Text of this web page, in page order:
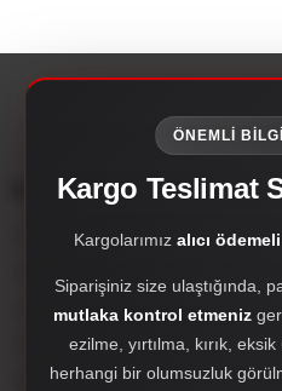
Kurumsal
Çırak Dizayn; oto aksesuar, body
crakdizayn@gmail.com
Hakkımızda
WhatsApp'tan Hızlı Destek Al
ÖNEMLİ
Kargo Teslimat
Kargolarımız alıcı ödemeli
Siparişiniz size ulaştığında,
mutlaka kontrol etmeniz
ezilme, yırtılma, kırık,
herhangi bir olumsuzluk